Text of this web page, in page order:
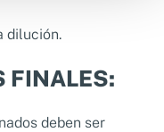
dilución.
FINALES:
deben ser